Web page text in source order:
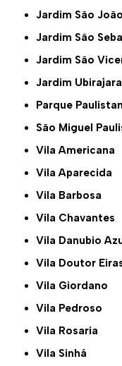
Jardim São João
Jardim São
Jardim São
Jardim Ubirajara
Parque
São Miguel
Vila Americana
Vila Aparecida
Vila Barbosa
Vila Chavantes
Vila Danubio
Vila Doutor
Vila Giordano
Vila Pedroso
Vila Rosaria
Vila Sinhá